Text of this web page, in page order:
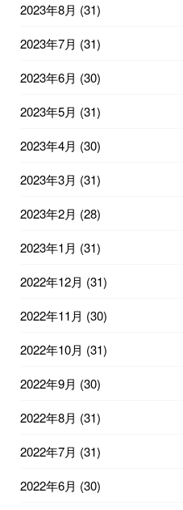
2023年8月 (31)
2023年7月 (31)
2023年6月 (30)
2023年5月 (31)
2023年4月 (30)
2023年3月 (31)
2023年2月 (28)
2023年1月 (31)
2022年12月 (31)
2022年11月 (30)
2022年10月 (31)
2022年9月 (30)
2022年8月 (31)
2022年7月 (31)
2022年6月 (30)